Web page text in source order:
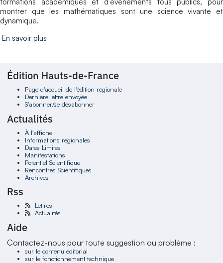
montrer que les mathématiques sont une science vivante et
dynamique.
En savoir plus
Édition Hauts-de-France
Page d'accueil de l'édition régionale
Dernière lettre envoyée
S'abonner/se désabonner
Actualités
À l'affiche
Informations régionales
Dates Limites
Manifestations
Potentiel Scientifique
Rencontres Scientifiques
Archives
Rss
Lettres
Actualités
Aide
Contactez-nous pour toute suggestion ou problème :
sur le contenu éditorial
sur le fonctionnement technique